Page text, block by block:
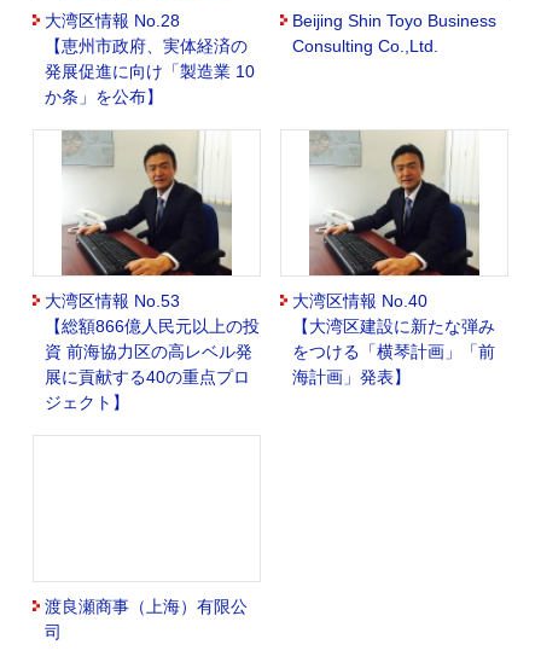
大湾区情報 No.28
【恵州市政府、実体経済の
発展促進に向け「製造業 10
か条」を公布】
Beijing Shin Toyo Business
Consulting Co.,Ltd.
大湾区情報 No.53
【総額866億人民元以上の投
資 前海協力区の高レベル発
展に貢献する40の重点プロ
ジェクト】
大湾区情報 No.40
【大湾区建設に新たな弾み
をつける「横琴計画」「前
海計画」発表】
渡良瀬商事（上海）有限公
司